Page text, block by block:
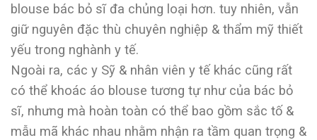
blouse bác bỏ sĩ đa chủng loại hơn. tuy nhiên, vẫn
giữ nguyên đặc thù chuyên nghiệp & thẩm mỹ thiết
yếu trong nghành y tế.
Ngoài ra, các y Sỹ & nhân viên y tế khác cũng rất
có thể khoác áo blouse tương tự như của bác bỏ
sĩ, nhưng mà hoàn toàn có thể bao gồm sắc tố &
mẫu mã khác nhau nhằm nhận ra tầm quan trọng &